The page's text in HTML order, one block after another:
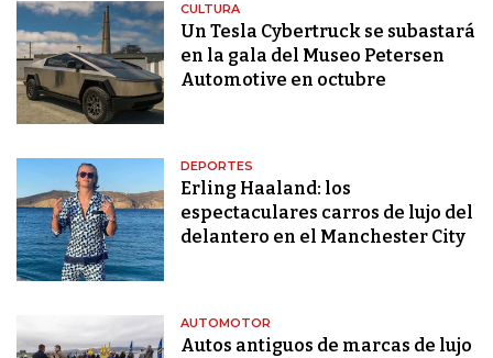
CULTURA
Un Tesla Cybertruck se subastará
en la gala del Museo Petersen
Automotive en octubre
DEPORTES
Erling Haaland: los
espectaculares carros de lujo del
delantero en el Manchester City
AUTOMOTOR
Autos antiguos de marcas de lujo